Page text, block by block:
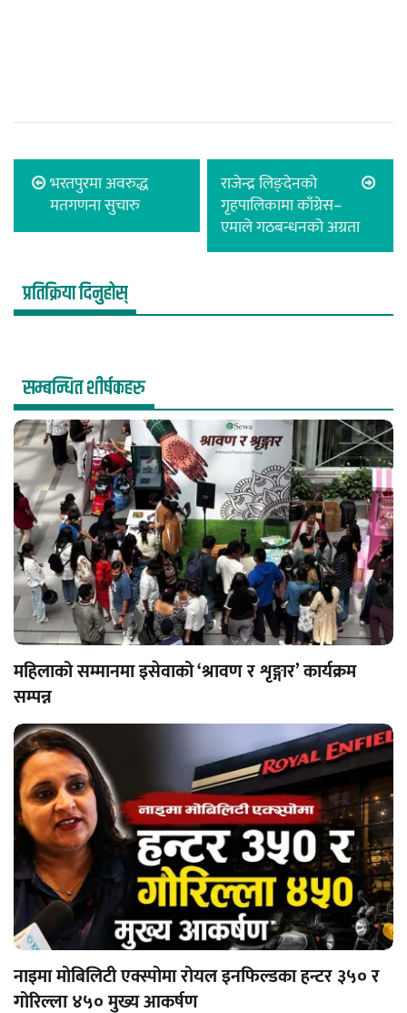
भरतपुरमा अवरुद्ध
मतगणना सुचारु
राजेन्द्र लिङ्देनको
गृहपालिकामा काँग्रेस–
एमाले गठबन्धनको अग्रता
प्रतिक्रिया दिनुहोस्
सम्बन्धित शीर्षकहरु
महिलाको सम्मानमा इसेवाको ‘श्रावण र शृङ्गार’ कार्यक्रम
सम्पन्न
नाइमा मोबिलिटी एक्स्पोमा रोयल इनफिल्डका हन्टर ३५० र
गोरिल्ला ४५० मुख्य आकर्षण